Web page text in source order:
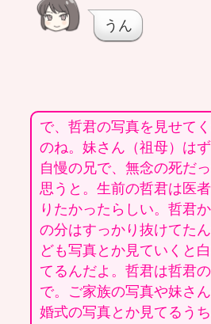
うん
で、哲君の写真を見せて
のね。妹さん（祖母）は
自慢の兄で、無念の死だ
思うと。生前の哲君は医
りたかったらしい。哲君
の分はすっかり抜けてた
ども写真とか見ていくと
てるんだよ。哲君は哲君
で。ご家族の写真や妹さ
婚式の写真とか見てるう